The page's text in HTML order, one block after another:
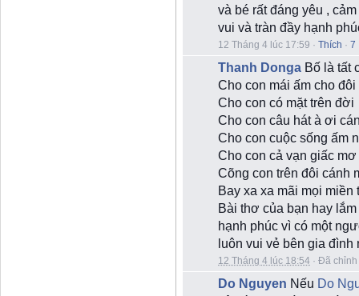
và bé rất đáng yêu ,
vui và tràn đầy hạnh
12 Tháng 4 lúc 17:59 · Thích · 7
Thanh Donga Bố là tất
Cho con mái ấm cho
Cho con có mặt trên đời
Cho con câu hát à ơi
Cho con cuộc sống ấm
Cho con cả vạn giấc mơ
Cõng con trên đôi cánh
Bay xa xa mãi mọi miền
Bài thơ của bạn hay lắm
hạnh phúc vì có một
luôn vui vẻ bên gia đình
12 Tháng 4 lúc 18:54 · Đã
Do Nguyen Nếu Do